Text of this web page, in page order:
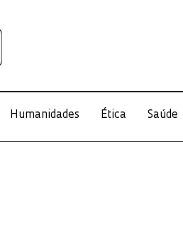
Humanidades Ética Saúde